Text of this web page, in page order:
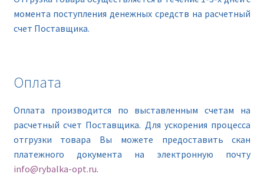
момента поступления денежных средств на расчетный
счет Поставщика.
Оплата
Оплата производится по выставленным счетам на
расчетный счет Поставщика. Для ускорения процесса
отгрузки товара Вы можете предоставить скан
платежного документа на электронную почту
info@rybalka-opt.ru.